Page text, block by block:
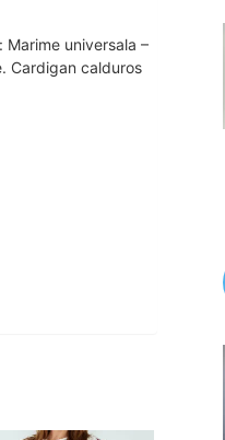
universala –
Cardigan calduros